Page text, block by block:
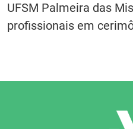
UFSM Palmeira das
profissionais em